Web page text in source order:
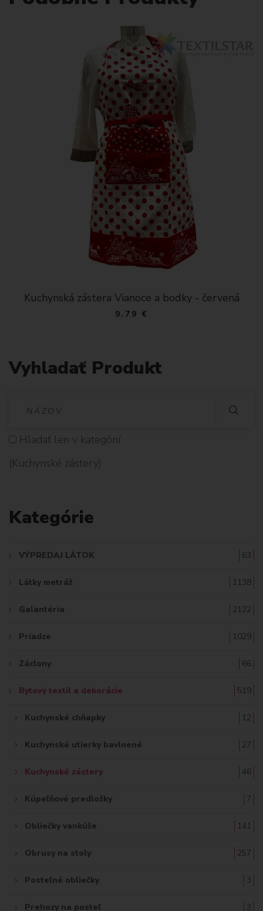
Kuchynská zástera Vianoce a bodky - červená
9.79 €
Vyhladať Produkt
D
Hladať len v kategórií
(Kuchynské zástery)
Kategórie
VÝPREDAJ LÁTOK 63
Látky metráž 1138
Galantéria 2122
Priadze 1029
Záclony 66
Bytový textil a dekorácie 519
Kuchynské chňapky 12
Kuchynské utierky bavlnené 27
Kuchynské zástery 46
Kúpeľňové predložky 7
Obliečky vankúše 141
Obrusy na stoly 257
Posteľné obliečky 3
Prehozy na posteľ 3